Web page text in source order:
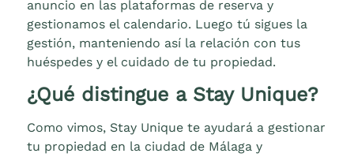
anuncio en las plataformas de reserva y
gestionamos el calendario. Luego tú sigues la
gestión, manteniendo así la relación con tus
huéspedes y el cuidado de tu propiedad.
¿Qué distingue a Stay Unique?
Como vimos, Stay Unique te ayudará a gestionar
tu propiedad en la ciudad de Málaga y